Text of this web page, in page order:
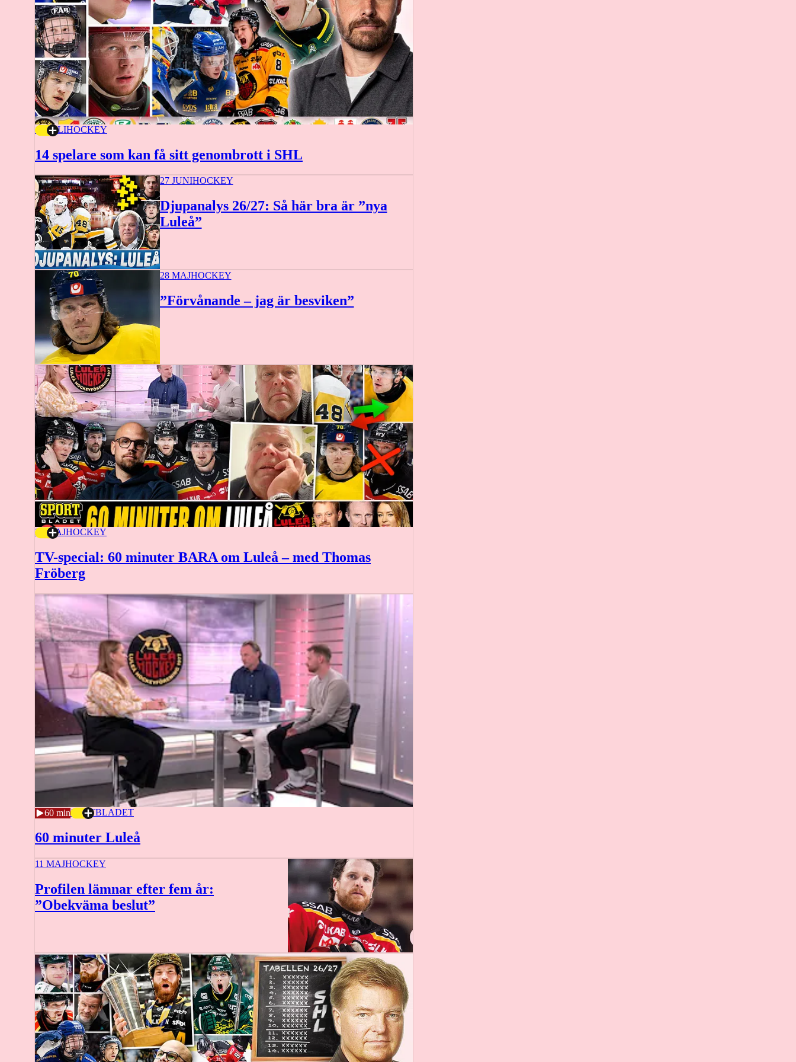
16 JULIHOCKEY
14 spelare som kan få sitt genombrott i SHL
27 JUNIHOCKEY
Djupanalys 26/27: Så här bra är ”nya
Luleå”
28 MAJHOCKEY
”Förvånande – jag är besviken”
22 MAJHOCKEY
TV-special: 60 minuter BARA om Luleå – med Thomas
Fröberg
60 min
22 MAJSPORTBLADET
60 minuter Luleå
11 MAJHOCKEY
Profilen lämnar efter fem år:
”Obekväma beslut”